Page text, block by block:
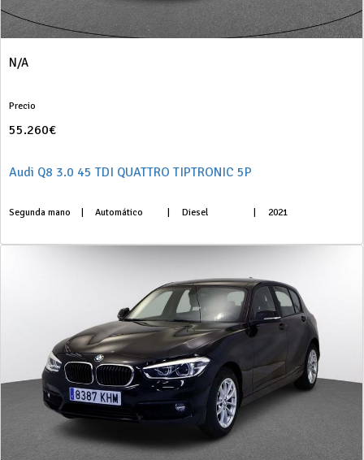
N/A
Precio
55.260€
Audi Q8 3.0 45 TDI QUATTRO TIPTRONIC 5P
Segunda mano Automático Diesel 2021